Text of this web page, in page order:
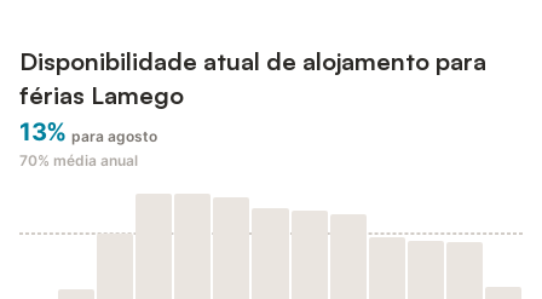
Disponibilidade atual de alojamento para
férias Lamego
13% para agosto
70% média anual